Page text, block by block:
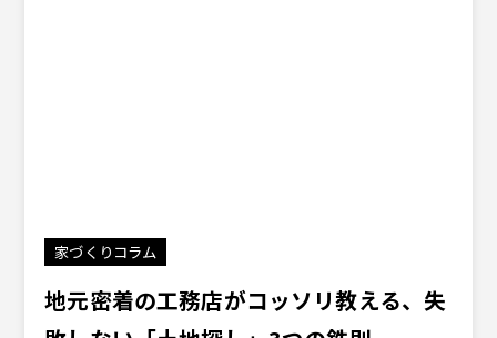
家づくりコラム
地元密着の工務店がコッソリ教える、失